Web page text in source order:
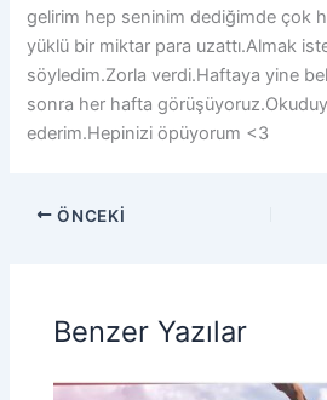
gelirim hep seninim dediğimde çok
yüklü bir miktar para uzattı.Almak
söyledim.Zorla verdi.Haftaya yine
sonra her hafta
ederim.Hepinizi öpüyorum <3
ÖNCEKI
Benzer Yazılar